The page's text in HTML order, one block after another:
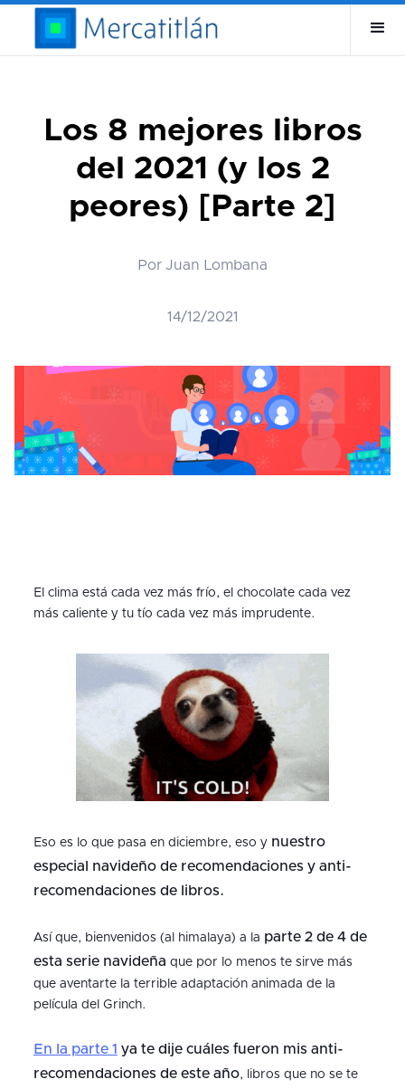
Los 8 mejores libros
del 2021 (y los 2
peores) [Parte 2]
Por Juan Lombana
14/12/2021
El clima está cada vez más frío, el chocolate cada vez
más caliente y tu tío cada vez más imprudente.
Eso es lo que pasa en diciembre, eso y nuestro
especial navideño de recomendaciones y anti-
recomendaciones de libros.
Así que, bienvenidos (al himalaya) a la parte 2 de 4 de
esta serie navideña que por lo menos te sirve más
que aventarte la terrible adaptación animada de la
película del Grinch.
En la parte 1 ya te dije cuáles fueron mis anti-
recomendaciones de este año, libros que no se te